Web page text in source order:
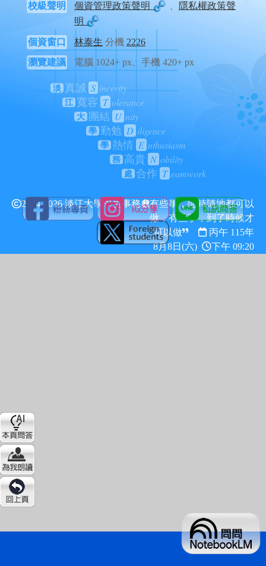
校級聲明
個資管理政策聲明 、
隱私權政策聲
明
個資窗口 林泰生 分機 2226
瀏覽建議
電腦 1024+ px、手機 420+ px
淡 真誠 S incerity
江 寬容 T olerance
大 團結 U nity
學 勤勉 D iligence
學 熱情 E nthusiasm
務 高貴 N obility
處 合作 T eamwork
2024-2026 淡江大學學生事務處有些事，隨時隨地都可以
做，有些事，到了時候才
可以做
丙午 115年
8月8日(六)
下午 09:20